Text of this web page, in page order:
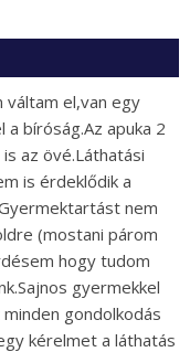
váltam el,van egy
a bíróság.Az apuka 2
az övé.Láthatási
is érdeklődik a
nem
(mostani párom
hogy tudom
gyermekkel
gondolkodás
kérelmet a láthatás